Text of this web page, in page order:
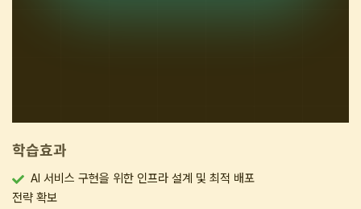
학습효과
AI 서비스 구현을 위한 인프라 설계 및 최적 배포
전략 확보